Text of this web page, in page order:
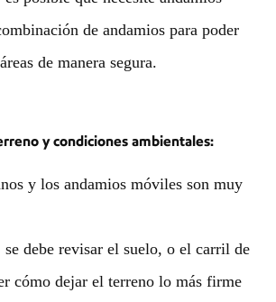
de andamios para poder
de manera segura.
y condiciones ambientales:
y los andamios móviles son muy
debe revisar el suelo, o el carril de
cómo dejar el terreno lo más firme